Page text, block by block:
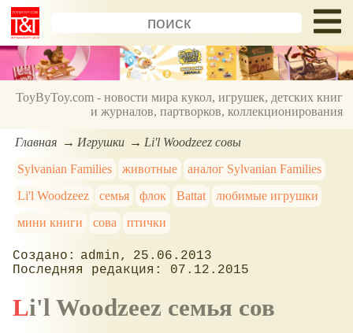
ToyByToy.com - новости мира кукол, игрушек, детских книг
и журналов, партворков, коллекционирования
Главная Игрушки
Li'l Woodzeez совы
Sylvanian Families
животные
аналог Sylvanian Families
Li'l Woodzeez
семья флок Battat
любимые игрушки
мини книги
сова птички
admin
25.06.2013
07.12.2015
Li'l Woodzeez семья сов